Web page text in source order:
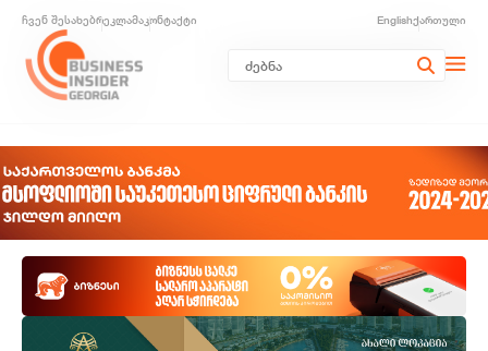
ჩვენ შესახებრეკლამაკონტაქტი Englishქართული